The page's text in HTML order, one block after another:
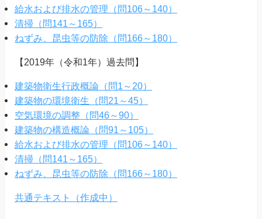
給水および排水の管理（問106～140）
清掃（問141～165）
ねずみ、昆虫等の防除（問166～180）
【2019年（令和1年）過去問】
建築物衛生行政概論（問1～20）
建築物の環境衛生（問21～45）
空気環境の調整（問46～90）
建築物の構造概論（問91～105）
給水および排水の管理（問106～140）
清掃（問141～165）
ねずみ、昆虫等の防除（問166～180）
共通テキスト（作成中）